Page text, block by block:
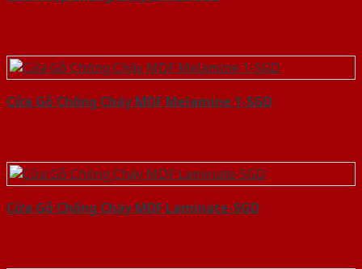
Cửa Gỗ Chống Cháy MDF Melamine 1-SGD
Cửa Gỗ Chống Cháy MDF Laminate-SGD